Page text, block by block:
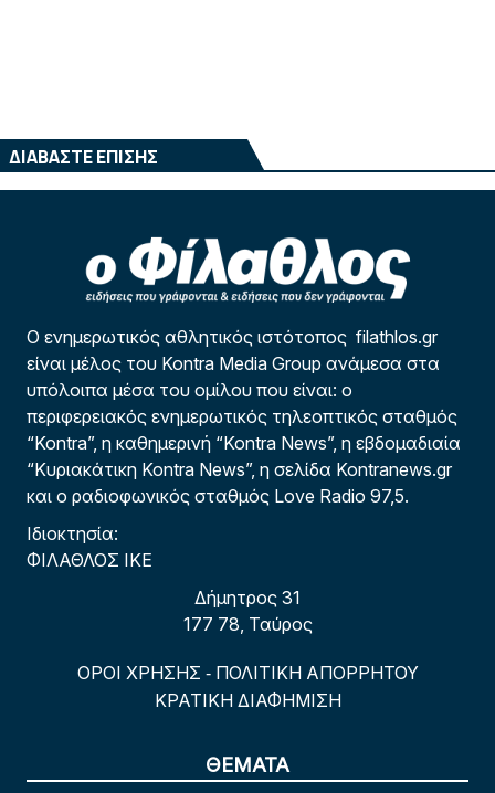
ΔΙΑΒΑΣΤΕ ΕΠΙΣΗΣ
Ο ενημερωτικός αθλητικός ιστότοπος filathlos.gr
είναι μέλος του Kontra Media Group ανάμεσα στα
υπόλοιπα μέσα του ομίλου που είναι: ο
περιφερειακός ενημερωτικός τηλεοπτικός σταθμός
“Kontra”, η καθημερινή “Kontra News”, η εβδομαδιαία
“Κυριακάτικη Kontra News”, η σελίδα Kontranews.gr
και ο ραδιοφωνικός σταθμός Love Radio 97,5.
Ιδιοκτησία:
ΦΙΛΑΘΛΟΣ ΙΚΕ
Δήμητρος 31
177 78, Ταύρος
ΟΡΟΙ ΧΡΗΣΗΣ - ΠΟΛΙΤΙΚΗ ΑΠΟΡΡΗΤΟΥ
ΚΡΑΤΙΚΗ ΔΙΑΦΗΜΙΣΗ
ΘΕΜΑΤΑ